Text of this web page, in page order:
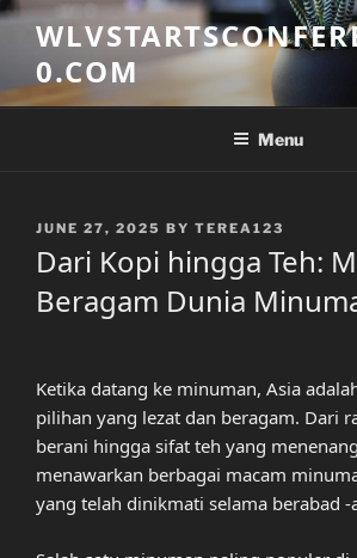
Skip
content0.COM
Menu
POSTED
JUNE 27, 2025 BY TEREA123
Dari Kopi hingga Teh:
Beragam Dunia
Ketika datang ke minuman, Asia
pilihan yang lezat dan beragam. Dari
berani hingga sifat teh yang
menawarkan berbagai macam
yang telah dinikmati selama berabad -